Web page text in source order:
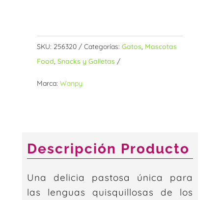
SKU: 256320 Categorías: Gatos, Mascotas
Food, Snacks y Galletas
Marca: Wanpy
Descripción Producto
Una delicia pastosa única para
las lenguas quisquillosas de los